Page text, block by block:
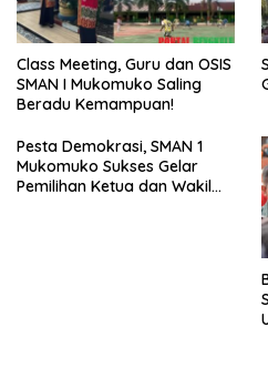
Class Meeting, Guru dan OSIS
SMAN I Mukomuko Saling
Beradu Kemampuan!
Pesta Demokrasi, SMAN 1
Mukomuko Sukses Gelar
Pemilihan Ketua dan Wakil